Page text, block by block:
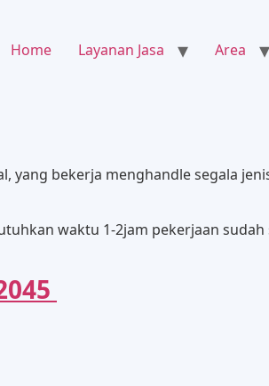
Home Layanan Jasa Area
yang bekerja menghandle segala
waktu 1-2jam pekerjaan sudah